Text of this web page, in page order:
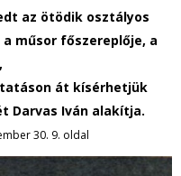
az ötödik osztályos
műsor főszereplője, a
át kísérhetjük
Darvas Iván alakítja.
30. 9. oldal